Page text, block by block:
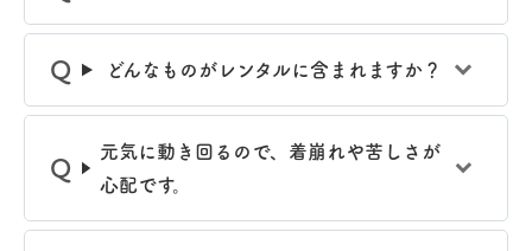
どんなものがレンタルに含まれますか？
元気に動き回るので、着崩れや苦しさが
心配です。